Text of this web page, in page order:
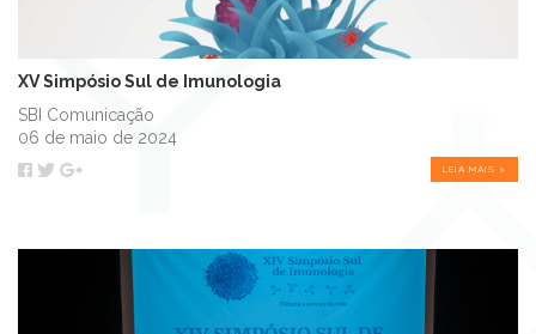
XV Simpósio Sul de Imunologia
SBI Comunicação
06 de maio de 2024
LEIA MAIS >